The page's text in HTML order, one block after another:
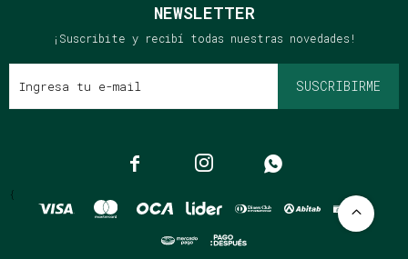
NEWSLETTER
¡Suscribite y recibí todas nuestras novedades!
SUSCRIBIRME
  
{